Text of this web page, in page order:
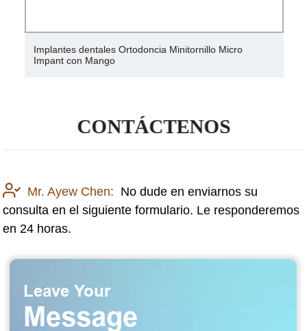
Implantes dentales Ortodoncia Minitornillo Micro
Impant con Mango
CONTÁCTENOS
Mr. Ayew Chen: No dude en enviarnos su
consulta en el siguiente formulario. Le responderemos
en 24 horas.